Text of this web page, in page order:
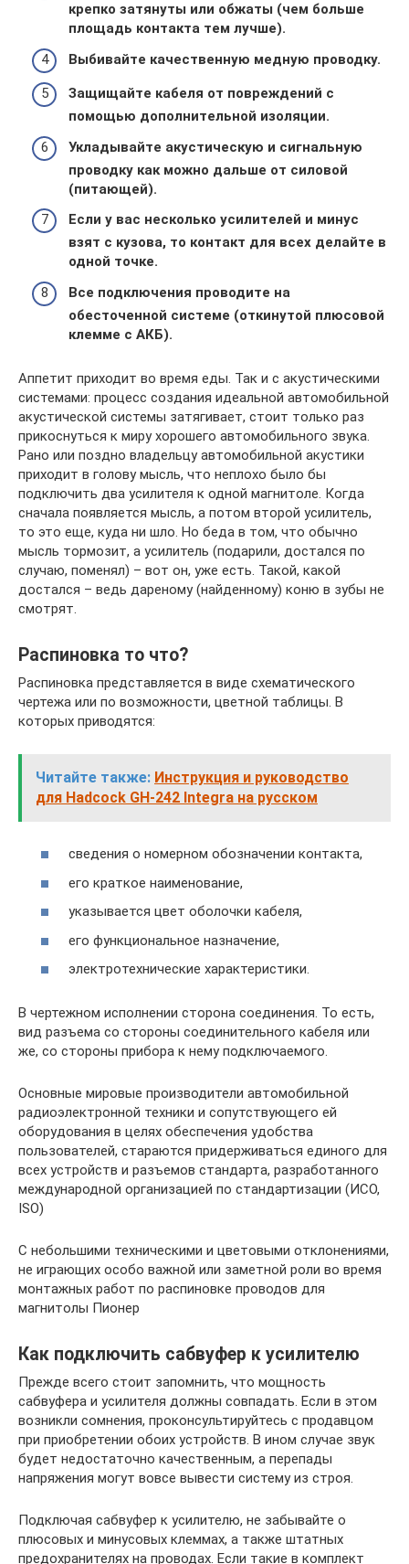
крепко затянуты или обжаты (чем больше
площадь контакта тем лучше).
Выбивайте качественную медную проводку.
Защищайте кабеля от повреждений с
помощью дополнительной изоляции.
Укладывайте акустическую и сигнальную
проводку как можно дальше от силовой
(питающей).
Если у вас несколько усилителей и минус
взят с кузова, то контакт для всех делайте в
одной точке.
Все подключения проводите на
обесточенной системе (откинутой плюсовой
клемме с АКБ).
Аппетит приходит во время еды. Так и с акустическими
системами: процесс создания идеальной автомобильной
акустической системы затягивает, стоит только раз
прикоснуться к миру хорошего автомобильного звука.
Рано или поздно владельцу автомобильной акустики
приходит в голову мысль, что неплохо было бы
подключить два усилителя к одной магнитоле. Когда
сначала появляется мысль, а потом второй усилитель,
то это еще, куда ни шло. Но беда в том, что обычно
мысль тормозит, а усилитель (подарили, достался по
случаю, поменял) – вот он, уже есть. Такой, какой
достался – ведь дареному (найденному) коню в зубы не
смотрят.
Распиновка то что?
Распиновка представляется в виде схематического
чертежа или по возможности, цветной таблицы. В
которых приводятся:
Читайте также: Инструкция и руководство
для Hadcock GH-242 Integra на русском
сведения о номерном обозначении контакта,
его краткое наименование,
указывается цвет оболочки кабеля,
его функциональное назначение,
электротехнические характеристики.
В чертежном исполнении сторона соединения. То есть,
вид разъема со стороны соединительного кабеля или
же, со стороны прибора к нему подключаемого.
Основные мировые производители автомобильной
радиоэлектронной техники и сопутствующего ей
оборудования в целях обеспечения удобства
пользователей, стараются придерживаться единого для
всех устройств и разъемов стандарта, разработанного
международной организацией по стандартизации (ИСО,
ISO)
С небольшими техническими и цветовыми отклонениями,
не играющих особо важной или заметной роли во время
монтажных работ по распиновке проводов для
магнитолы Пионер
Как подключить сабвуфер к усилителю
Прежде всего стоит запомнить, что мощность
сабвуфера и усилителя должны совпадать. Если в этом
возникли сомнения, проконсультируйтесь с продавцом
при приобретении обоих устройств. В ином случае звук
будет недостаточно качественным, а перепады
напряжения могут вовсе вывести систему из строя.
Подключая сабвуфер к усилителю, не забывайте о
плюсовых и минусовых клеммах, а также штатных
предохранителях на проводах. Если такие в комплект